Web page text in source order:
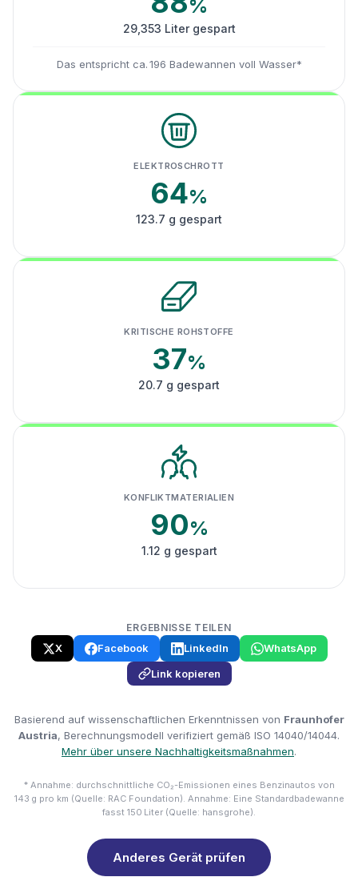
%
29,353 Liter gespart
Das entspricht ca. 196 Badewannen voll Wasser*
ELEKTROSCHROTT
64%
123.7 g gespart
KRITISCHE ROHSTOFFE
37%
20.7 g gespart
KONFLIKTMATERIALIEN
90%
1.12 g gespart
ERGEBNISSE TEILEN
X Facebook LinkedIn
WhatsApp
Link kopieren
Basierend auf wissenschaftlichen Erkenntnissen von Fraunhofer
Austria, Berechnungsmodell verifiziert gemäß ISO 14040/14044.
Mehr über unsere Nachhaltigkeitsmaßnahmen.
* Annahme: durchschnittliche CO₂-Emissionen eines Benzinautos von
143 g pro km (Quelle: RAC Foundation). Annahme: Eine Standardbadewanne
fasst 150 Liter (Quelle: hansgrohe).
Anderes Gerät prüfen